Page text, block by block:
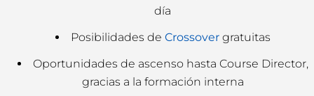
día
Posibilidades de Crossover gratuitas
Oportunidades de ascenso hasta Course Director,
gracias a la formación interna